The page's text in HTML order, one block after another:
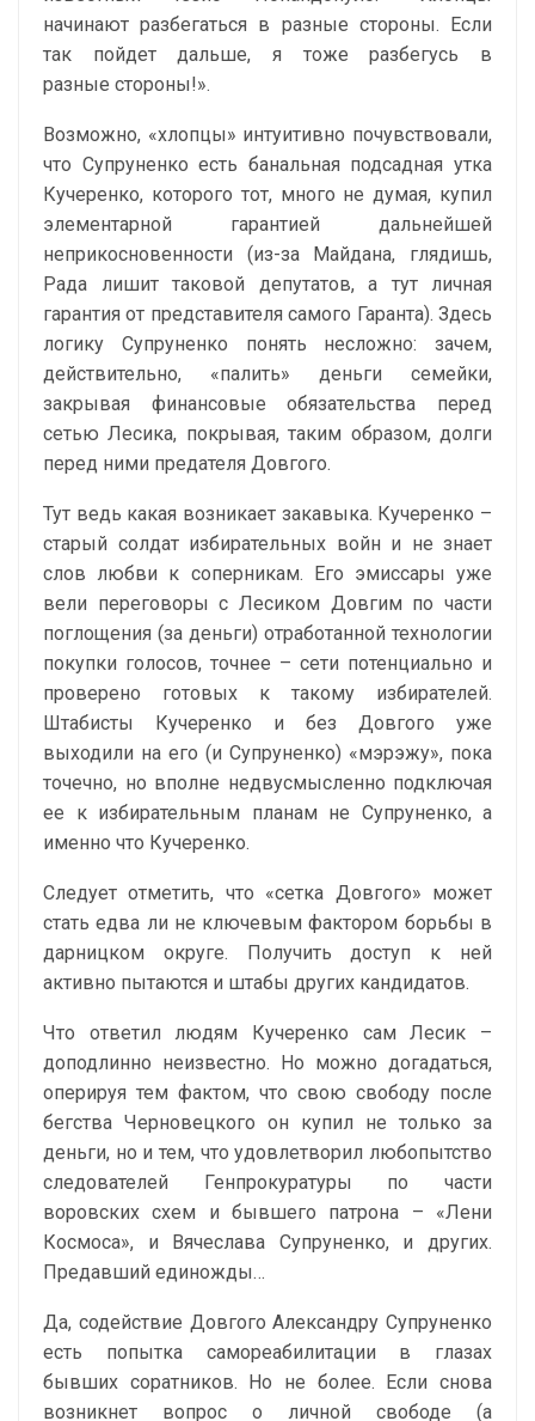
начинают разбегаться в разные стороны. Если
так пойдет дальше, я тоже разбегусь в
разные стороны!».
Возможно, «хлопцы» интуитивно почувствовали,
что Супруненко есть банальная подсадная утка
Кучеренко, которого тот, много не думая, купил
элементарной гарантией дальнейшей
неприкосновенности (из-за Майдана, глядишь,
Рада лишит таковой депутатов, а тут личная
гарантия от представителя самого Гаранта). Здесь
логику Супруненко понять несложно: зачем,
действительно, «палить» деньги семейки,
закрывая финансовые обязательства перед
сетью Лесика, покрывая, таким образом, долги
перед ними предателя Довгого.
Тут ведь какая возникает закавыка. Кучеренко –
старый солдат избирательных войн и не знает
слов любви к соперникам. Его эмиссары уже
вели переговоры с Лесиком Довгим по части
поглощения (за деньги) отработанной технологии
покупки голосов, точнее – сети потенциально и
проверено готовых к такому избирателей.
Штабисты Кучеренко и без Довгого уже
выходили на его (и Супруненко) «мэрэжу», пока
точечно, но вполне недвусмысленно подключая
ее к избирательным планам не Супруненко, а
именно что Кучеренко.
Следует отметить, что «сетка Довгого» может
стать едва ли не ключевым фактором борьбы в
дарницком округе. Получить доступ к ней
активно пытаются и штабы других кандидатов.
Что ответил людям Кучеренко сам Лесик –
доподлинно неизвестно. Но можно догадаться,
оперируя тем фактом, что свою свободу после
бегства Черновецкого он купил не только за
деньги, но и тем, что удовлетворил любопытство
следователей Генпрокуратуры по части
воровских схем и бывшего патрона – «Лени
Космоса», и Вячеслава Супруненко, и других.
Предавший единожды…
Да, содействие Довгого Александру Супруненко
есть попытка самореабилитации в глазах
бывших соратников. Но не более. Если снова
возникнет вопрос о личной свободе (а